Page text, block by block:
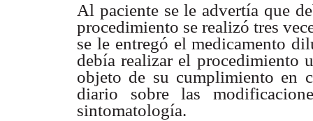
Al paciente se le advertía que
procedimiento se realizó tres
se le entregó el medicamento
debía realizar el procedimiento
objeto de su cumplimiento en
diario sobre las
sintomatología.